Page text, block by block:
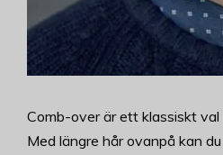
Comb-over är ett klassiskt
Med längre hår ovanpå kan